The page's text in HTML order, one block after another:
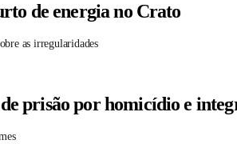
de energia no Crato
as irregularidades
prisão por homicídio e